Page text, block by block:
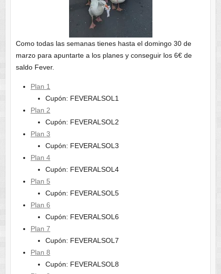
Como todas las semanas tienes hasta el domingo 30 de
marzo para apuntarte a los planes y conseguir los 6€ de
saldo Fever.
Plan 1
Cupón: FEVERALSOL1
Plan 2
Cupón: FEVERALSOL2
Plan 3
Cupón: FEVERALSOL3
Plan 4
Cupón: FEVERALSOL4
Plan 5
Cupón: FEVERALSOL5
Plan 6
Cupón: FEVERALSOL6
Plan 7
Cupón: FEVERALSOL7
Plan 8
Cupón: FEVERALSOL8